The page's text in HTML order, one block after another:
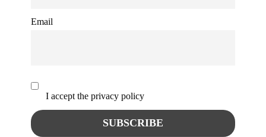
Email
I accept the privacy policy